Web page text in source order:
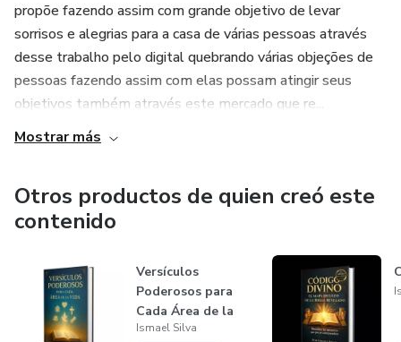
propõe fazendo assim com grande objetivo de levar
sorrisos e alegrias para a casa de várias pessoas através
desse trabalho pelo digital quebrando várias objeções de
pessoas fazendo assim com elas possam atingir seus
objetivos também através este mercado que re...
Mostrar más
Otros productos de quien creó este
contenido
Versículos
Poderosos para
Cada Área de la
Vida
Ismael Silva